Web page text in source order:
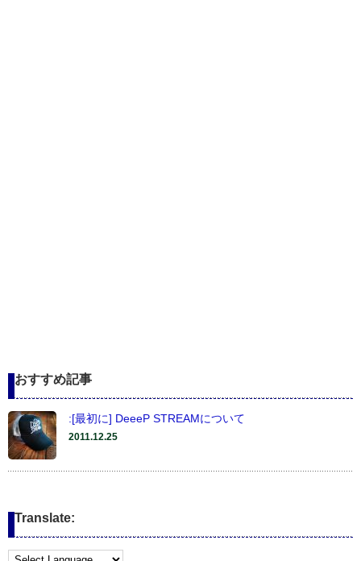
おすすめ記事
:[最初に] DeeeP STREAMについて
2011.12.25
Translate: